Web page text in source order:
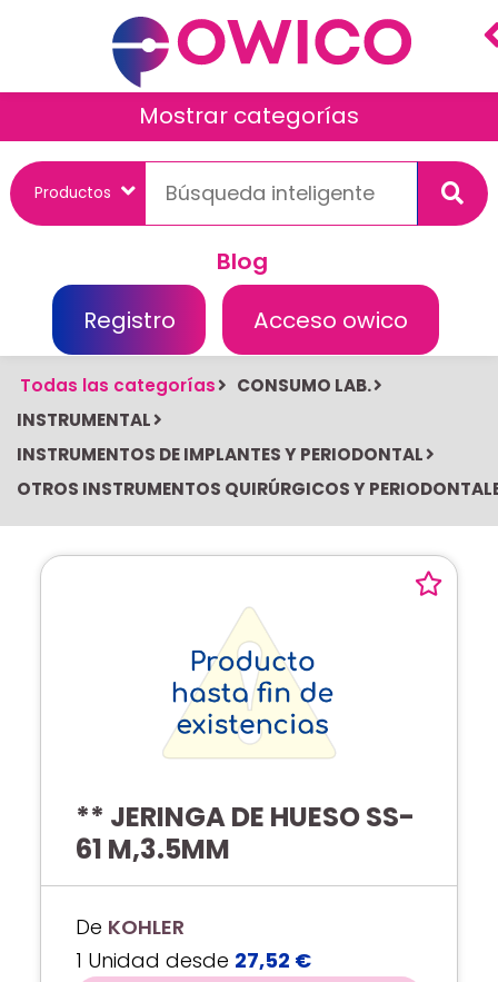
Mostrar categorías
Blog
Registro
Acceso owico
Todas las categorías
CONSUMO LAB.
INSTRUMENTAL
INSTRUMENTOS DE IMPLANTES Y PERIODONTAL
OTROS INSTRUMENTOS QUIRÚRGICOS Y
** JERINGA DE HUESO SS-
61 M,3.5MM
De KOHLER
1 Unidad desde 27,52 €